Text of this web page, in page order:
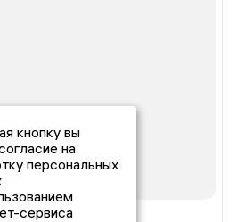
кнопку вы
на
персональных
сервиса